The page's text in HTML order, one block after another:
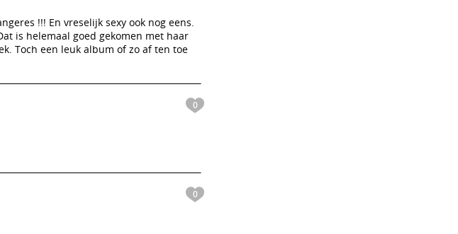
!!! En vreselijk sexy ook nog eens.
is helemaal goed gekomen met haar
Toch een leuk album of zo af ten toe
0
0